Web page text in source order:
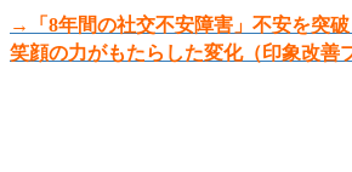
→「8年間の社交不安障害」不安を突破
笑顔の力がもたらした変化（印象改善